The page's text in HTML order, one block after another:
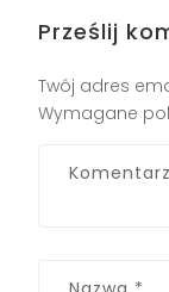
Prześlij
Twój adres
Wymagane